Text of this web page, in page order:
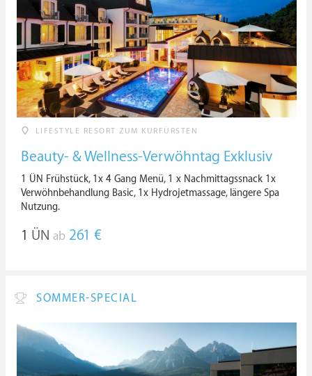
LIFESTYLE RESORT ZUM KURFÜRSTEN
Beauty- & Wellness-Verwöhntag Exklusiv
1 ÜN Frühstück, 1x 4 Gang Menü, 1 x Nachmittagssnack 1x
Verwöhnbehandlung Basic, 1x Hydrojetmassage, längere Spa
Nutzung.
1 ÜN ab 261 €
SOMMER-SPECIAL